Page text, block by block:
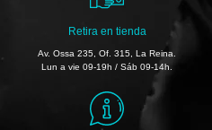
Retira en tienda
Av. Ossa 235, Of. 315, La Reina.
Lun a vie 09-19h / Sáb 09-14h.